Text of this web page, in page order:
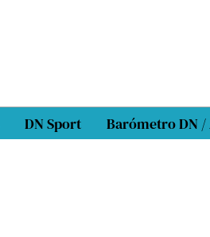
DN Sport Barómetro DN